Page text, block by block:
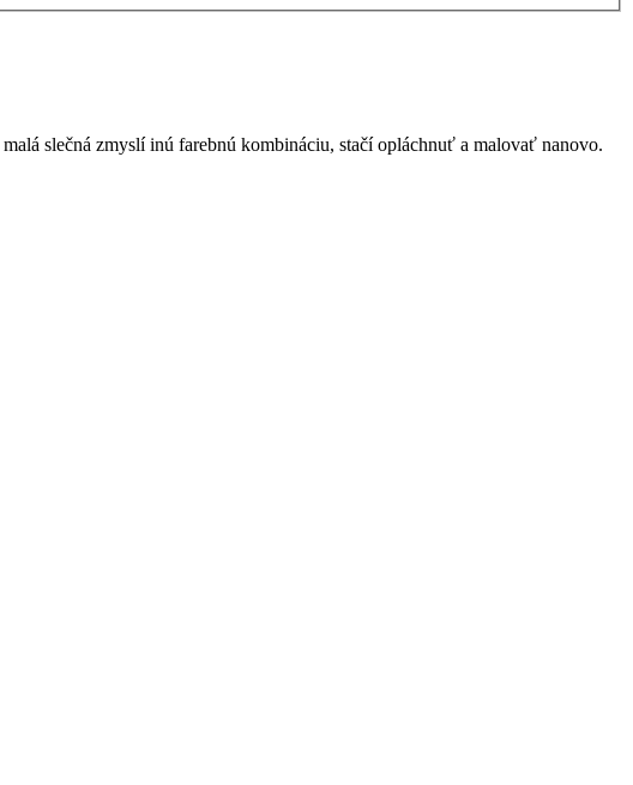
slečná zmyslí inú farebnú kombináciu, stačí opláchnuť a malovať nanovo.